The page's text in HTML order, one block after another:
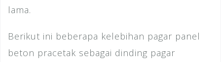
lama.
Berikut ini beberapa kelebihan pagar panel
beton pracetak sebagai dinding pagar